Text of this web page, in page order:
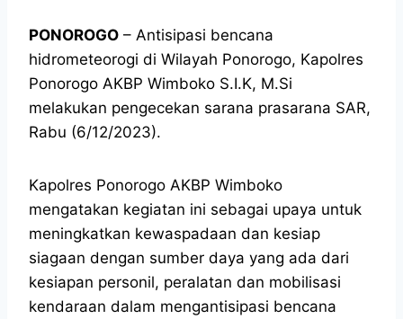
PONOROGO – Antisipasi bencana
hidrometeorogi di Wilayah Ponorogo, Kapolres
Ponorogo AKBP Wimboko S.I.K, M.Si
melakukan pengecekan sarana prasarana SAR,
Rabu (6/12/2023).
Kapolres Ponorogo AKBP Wimboko
mengatakan kegiatan ini sebagai upaya untuk
meningkatkan kewaspadaan dan kesiap
siagaan dengan sumber daya yang ada dari
kesiapan personil, peralatan dan mobilisasi
kendaraan dalam mengantisipasi bencana